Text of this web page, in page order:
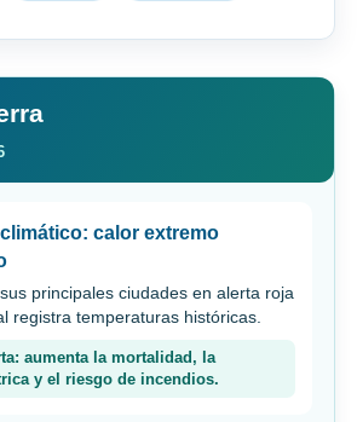
calor extremo
principales ciudades en alerta roja
registra temperaturas históricas.
aumenta la mortalidad, la
y el riesgo de incendios.